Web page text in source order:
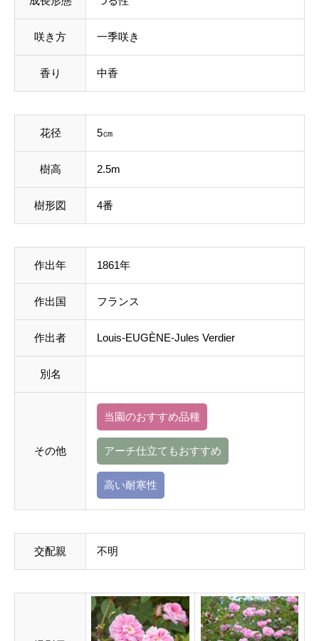
咲き方 一季咲き
香り 中香
花径 5㎝
樹高 2.5m
樹形図 4番
作出年 1861年
作出国 フランス
作出者 Louis-EUGÈNE-Jules Verdier
別名
その他
当園のおすすめ品種
アーチ仕立てもおすすめ
高い耐寒性
交配親 不明